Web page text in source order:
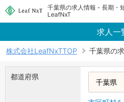
千葉県の求人情報 - 長期・
LeafNxT
求人一
株式会社LeafNxTTOP 千葉県の
都道府県